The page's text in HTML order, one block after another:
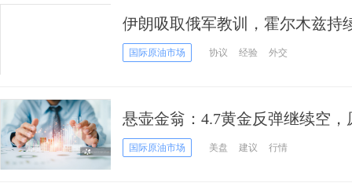
伊朗吸取俄军教训，霍尔木兹持
价国际原油市场 协议 经验 外交
悬壶金翁：4.7黄金反弹继续空
国际原油市场 美盘 建议 行情